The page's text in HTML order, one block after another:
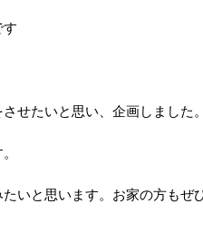
せたいと思い、企画しました。
いと思います。お家の方もぜ